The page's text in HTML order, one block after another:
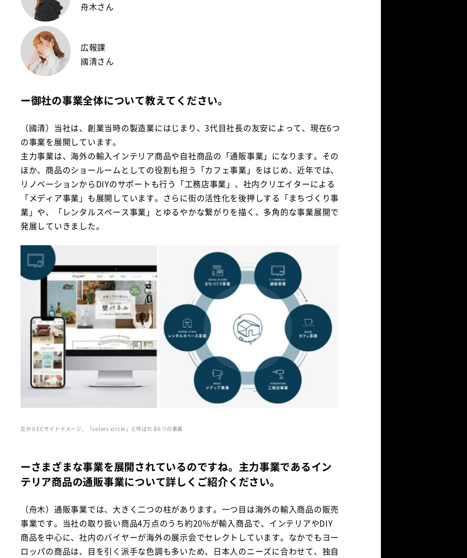
舟木さん
広報課
國清さん
ー御社の事業全体について教えてください。
（國清）当社は、創業当時の製造業にはじまり、3代目社長の友安によって、現在6つ
の事業を展開しています。
主力事業は、海外の輸入インテリア商品や自社商品の「通販事業」になります。その
ほか、商品のショールームとしての役割も担う「カフェ事業」をはじめ、近年では、
リノベーションからDIYのサポートも行う「工務店事業」、社内クリエイターによる
「メディア事業」も展開しています。さらに街の活性化を後押しする「まちづくり事
業」や、「レンタルスペース事業」とゆるやかな繋がりを描く、多角的な事業展開で
発展していきました。
左からECサイトイメージ、「colors circle」と呼ばれる6つの事業
ーさまざまな事業を展開されているのですね。主力事業であるイン
テリア商品の通販事業について詳しくご紹介ください。
（舟木）通販事業では、大きく二つの柱があります。一つ目は海外の輸入商品の販売
事業です。当社の取り扱い商品4万点のうち約20%が輸入商品で、インテリアやDIY
商品を中心に、社内のバイヤーが海外の展示会でセレクトしています。なかでもヨー
ロッパの商品は、目を引く派手な色調も多いため、日本人のニーズに合わせて、独自